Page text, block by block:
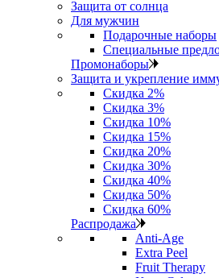
Защита от солнца
Для мужчин
Подарочные наборы
Специальные
Промонаборы
Защита и укрепление
Скидка 2%
Скидка 3%
Скидка 10%
Скидка 15%
Скидка 20%
Скидка 30%
Скидка 40%
Скидка 50%
Скидка 60%
Распродажа
Anti‑Age
Extra Peel
Fruit Therapy